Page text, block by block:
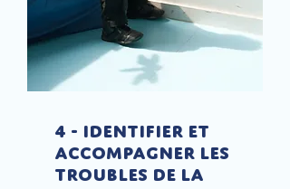
4 - Identifier et
accompagner les
troubles de la